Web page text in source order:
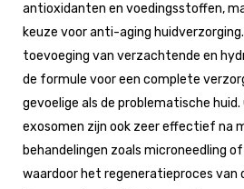
antioxidanten en voedingsstoffen,
keuze voor anti-aging
toevoeging van verzachtende en
de formule voor een complete
gevoelige als de problematische
exosomen zijn ook zeer effectief na
behandelingen zoals microneedling
waardoor het regeneratieproces van